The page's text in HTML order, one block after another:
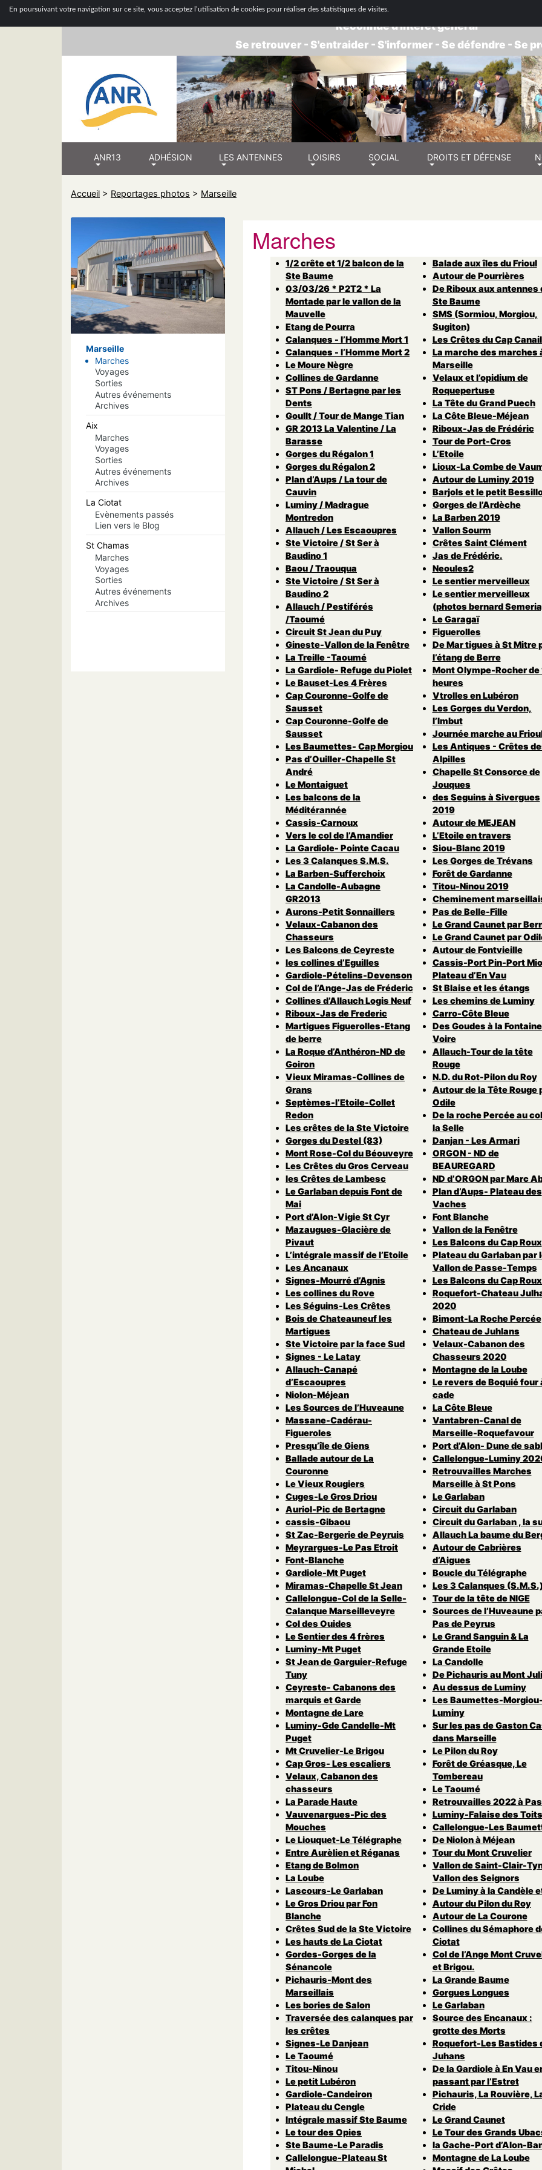
En poursuivant votre navigation sur ce site, vous acceptez l’utilisation de cookies pour réaliser des statistiques de visites.
ASSOCIATION NATIONALE DE RETRAITÉS - GROUPE
Reconnue d'intérêt général
Se retrouver - S'entraider - S'informer - Se défendre - Se
ANR13 ADHÉSION LES ANTENNES LOISIRS SOCIAL DROITS ET DÉFENSE
Accueil > Reportages photos > Marseille
Marseille
Marches
Voyages
Sorties
Autres événements
Archives
Aix
Marches
Voyages
Sorties
Autres événements
Archives
La Ciotat
Evènements passés
Lien vers le Blog
St Chamas
Marches
Voyages
Sorties
Autres événements
Archives
Marches
1/2 crête et 1/2 balcon de la
Ste Baume
03/03/26 * P2T2 * La
Montade par le vallon de la
Mauvelle
Etang de Pourra
Calanques - l’Homme Mort 1
Calanques - l’Homme Mort 2
Le Moure Nègre
Collines de Gardanne
ST Pons / Bertagne par les
Dents
Goullt / Tour de Mange Tian
GR 2013 La Valentine / La
Barasse
Gorges du Régalon 1
Gorges du Régalon 2
Plan d’Aups / La tour de
Cauvin
Luminy / Madrague
Montredon
Allauch / Les Escaoupres
Ste Victoire / St Ser à
Baudino 1
Baou / Traouqua
Ste Victoire / St Ser à
Baudino 2
Allauch / Pestiférés
/Taoumé
Circuit St Jean du Puy
Gineste-Vallon de la Fenêtre
La Treille -Taoumé
La Gardiole- Refuge du Piolet
Le Bauset-Les 4 Frères
Cap Couronne-Golfe de
Sausset
Cap Couronne-Golfe de
Sausset
Les Baumettes- Cap Morgiou
Pas d’Ouiller-Chapelle St
André
Le Montaiguet
Les balcons de la
Méditérannée
Cassis-Carnoux
Vers le col de l’Amandier
La Gardiole- Pointe Cacau
Les 3 Calanques S.M.S.
La Barben-Sufferchoix
La Candolle-Aubagne
GR2013
Aurons-Petit Sonnaillers
Velaux-Cabanon des
Chasseurs
Les Balcons de Ceyreste
les collines d’Eguilles
Gardiole-Pételins-Devenson
Col de l’Ange-Jas de Fréderic
Collines d’Allauch Logis Neuf
Riboux-Jas de Frederic
Martigues Figuerolles-Etang
de berre
La Roque d’Anthéron-ND de
Goiron
Vieux Miramas-Collines de
Grans
Septèmes-l’Etoile-Collet
Redon
Les crêtes de la Ste Victoire
Gorges du Destel (83)
Mont Rose-Col du Béouveyre
Les Crêtes du Gros Cerveau
les Crêtes de Lambesc
Le Garlaban depuis Font de
Mai
Port d’Alon-Vigie St Cyr
Mazaugues-Glacière de
Pivaut
L’intégrale massif de l’Etoile
Les Ancanaux
Signes-Mourré d’Agnis
Les collines du Rove
Les Séguins-Les Crêtes
Bois de Chateauneuf les
Martigues
Ste Victoire par la face Sud
Signes - Le Latay
Allauch-Canapé
d’Escaoupres
Niolon-Méjean
Les Sources de l’Huveaune
Massane-Cadérau-
Figueroles
Presqu’île de Giens
Ballade autour de La
Couronne
Le Vieux Rougiers
Cuges-Le Gros Driou
Auriol-Pic de Bertagne
cassis-Gibaou
St Zac-Bergerie de Peyruis
Meyrargues-Le Pas Etroit
Font-Blanche
Gardiole-Mt Puget
Miramas-Chapelle St Jean
Callelongue-Col de la Selle-
Calanque Marseilleveyre
Col des Ouides
Le Sentier des 4 frères
Luminy-Mt Puget
St Jean de Garguier-Refuge
Tuny
Ceyreste- Cabanons des
marquis et Garde
Montagne de Lare
Luminy-Gde Candelle-Mt
Puget
Mt Cruvelier-Le Brigou
Cap Gros- Les escaliers
Velaux, Cabanon des
chasseurs
La Parade Haute
Vauvenargues-Pic des
Mouches
Le Liouquet-Le Télégraphe
Entre Aurèlien et Réganas
Etang de Bolmon
La Loube
Lascours-Le Garlaban
Le Gros Driou par Fon
Blanche
Crêtes Sud de la Ste Victoire
Les hauts de La Ciotat
Gordes-Gorges de la
Sénancole
Pichauris-Mont des
Marseillais
Les bories de Salon
Traversée des calanques par
les crêtes
Signes-Le Danjean
Le Taoumé
Titou-Ninou
Le petit Lubéron
Gardiole-Candeiron
Plateau du Cengle
Intégrale massif Ste Baume
Le tour des Opies
Ste Baume-Le Paradis
Callelongue-Plateau St
Balade aux îles du Frioul
Autour de Pourrières
De Riboux aux antennes
Ste Baume
SMS (Sormiou, Morgiou,
Sugiton)
Les Crêtes du Cap
La marche des marches
Marseille
Velaux et l’opidium de
Roquepertuse
La Tête du Grand Puech
La Côte Bleue-Méjean
Riboux-Jas de Frédéric
Tour de Port-Cros
L’Etoile
Lioux-La Combe de
Autour de Luminy 2019
Barjols et le petit
Gorges de l’Ardèche
La Barben 2019
Vallon Sourm
Crêtes Saint Clément
Jas de Frédéric.
Neoules2
Le sentier merveilleux
Le sentier merveilleux
(photos bernard
Le Garagaï
Figuerolles
De Mar tigues à St Mitre
l’étang de Berre
Mont Olympe-Rocher de
heures
Vtrolles en Lubéron
Les Gorges du Verdon,
l’Imbut
Journée marche au
Les Antiques - Crêtes
Alpilles
Chapelle St Consorce de
Jouques
des Seguins à Sivergues
2019
Autour de MEJEAN
L’Etoile en travers
Siou-Blanc 2019
Les Gorges de Trévans
Forêt de Gardanne
Titou-Ninou 2019
Cheminement
Pas de Belle-Fille
Le Grand Caunet par
Le Grand Caunet par
Autour de Fontvieille
Cassis-Port Pin-Port
Plateau d’En Vau
St Blaise et les étangs
Les chemins de Luminy
Carro-Côte Bleue
Des Goudes à la
Voire
Allauch-Tour de la tête
Rouge
N.D. du Rot-Pilon du Roy
Autour de la Tête Rouge
Odile
De la roche Percée au
la Selle
Danjan - Les Armari
ORGON - ND de
BEAUREGARD
ND d’ORGON par Marc
Plan d’Aups- Plateau des
Vaches
Font Blanche
Vallon de la Fenêtre
Les Balcons du Cap Roux
Plateau du Garlaban par
Vallon de Passe-Temps
Les Balcons du Cap
Roquefort-Chateau
2020
Bimont-La Roche Percée
Chateau de Juhlans
Velaux-Cabanon des
Chasseurs 2020
Montagne de la Loube
Le revers de Boquié four
cade
La Côte Bleue
Vantabren-Canal de
Marseille-Roquefavour
Port d’Alon- Dune de
Callelongue-Luminy
Retrouvailles Marches
Marseille à St Pons
Le Garlaban
Circuit du Garlaban
Circuit du Garlaban , la
Allauch La baume du
Autour de Cabrières
d’Aigues
Boucle du Télégraphe
Les 3 Calanques
Tour de la tête de NIGE
Sources de l’Huveaune
Pas de Peyrus
Le Grand Sanguin & La
Grande Etoile
La Candolle
De Pichauris au Mont
Au dessus de Luminy
Les Baumettes-Morgiou-
Luminy
Sur les pas de Gaston
dans Marseille
Le Pilon du Roy
Forêt de Gréasque, Le
Tombereau
Le Taoumé
Retrouvailles 2022 à
Luminy-Falaise des Toits
Callelongue-Les
De Niolon à Méjean
Tour du Mont Cruvelier
Vallon de Saint-Clair-
Vallon des Seignors
De Luminy à la Candèle
Autour du Pilon du Roy
Autour de La Courone
Collines du Sémaphore
Ciotat
Col de l’Ange Mont
et Brigou.
La Grande Baume
Gorgues Longues
Le Garlaban
Source des Encanaux :
grotte des Morts
Roquefort-Les Bastides
Juhans
De la Gardiole à En Vau
passant par l’Estret
Pichauris, La Rouvière,
Cride
Le Grand Caunet
Le Tour des Grands
la Gache-Port d’Alon-
Montagne de La Loube